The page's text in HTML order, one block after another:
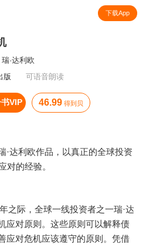
下载App
·达利欧
版
可语音朗读
VIP 46.99 得到贝
·达利欧作品，以真正的全球投资
对的经验。
之际，全球一线投资者之一瑞·达
应对原则。这些原则可以解释债
应对危机应该遵守的原则。凭借